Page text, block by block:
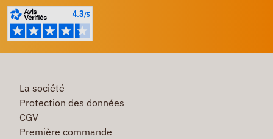
La société
Protection des données
CGV
Première commande